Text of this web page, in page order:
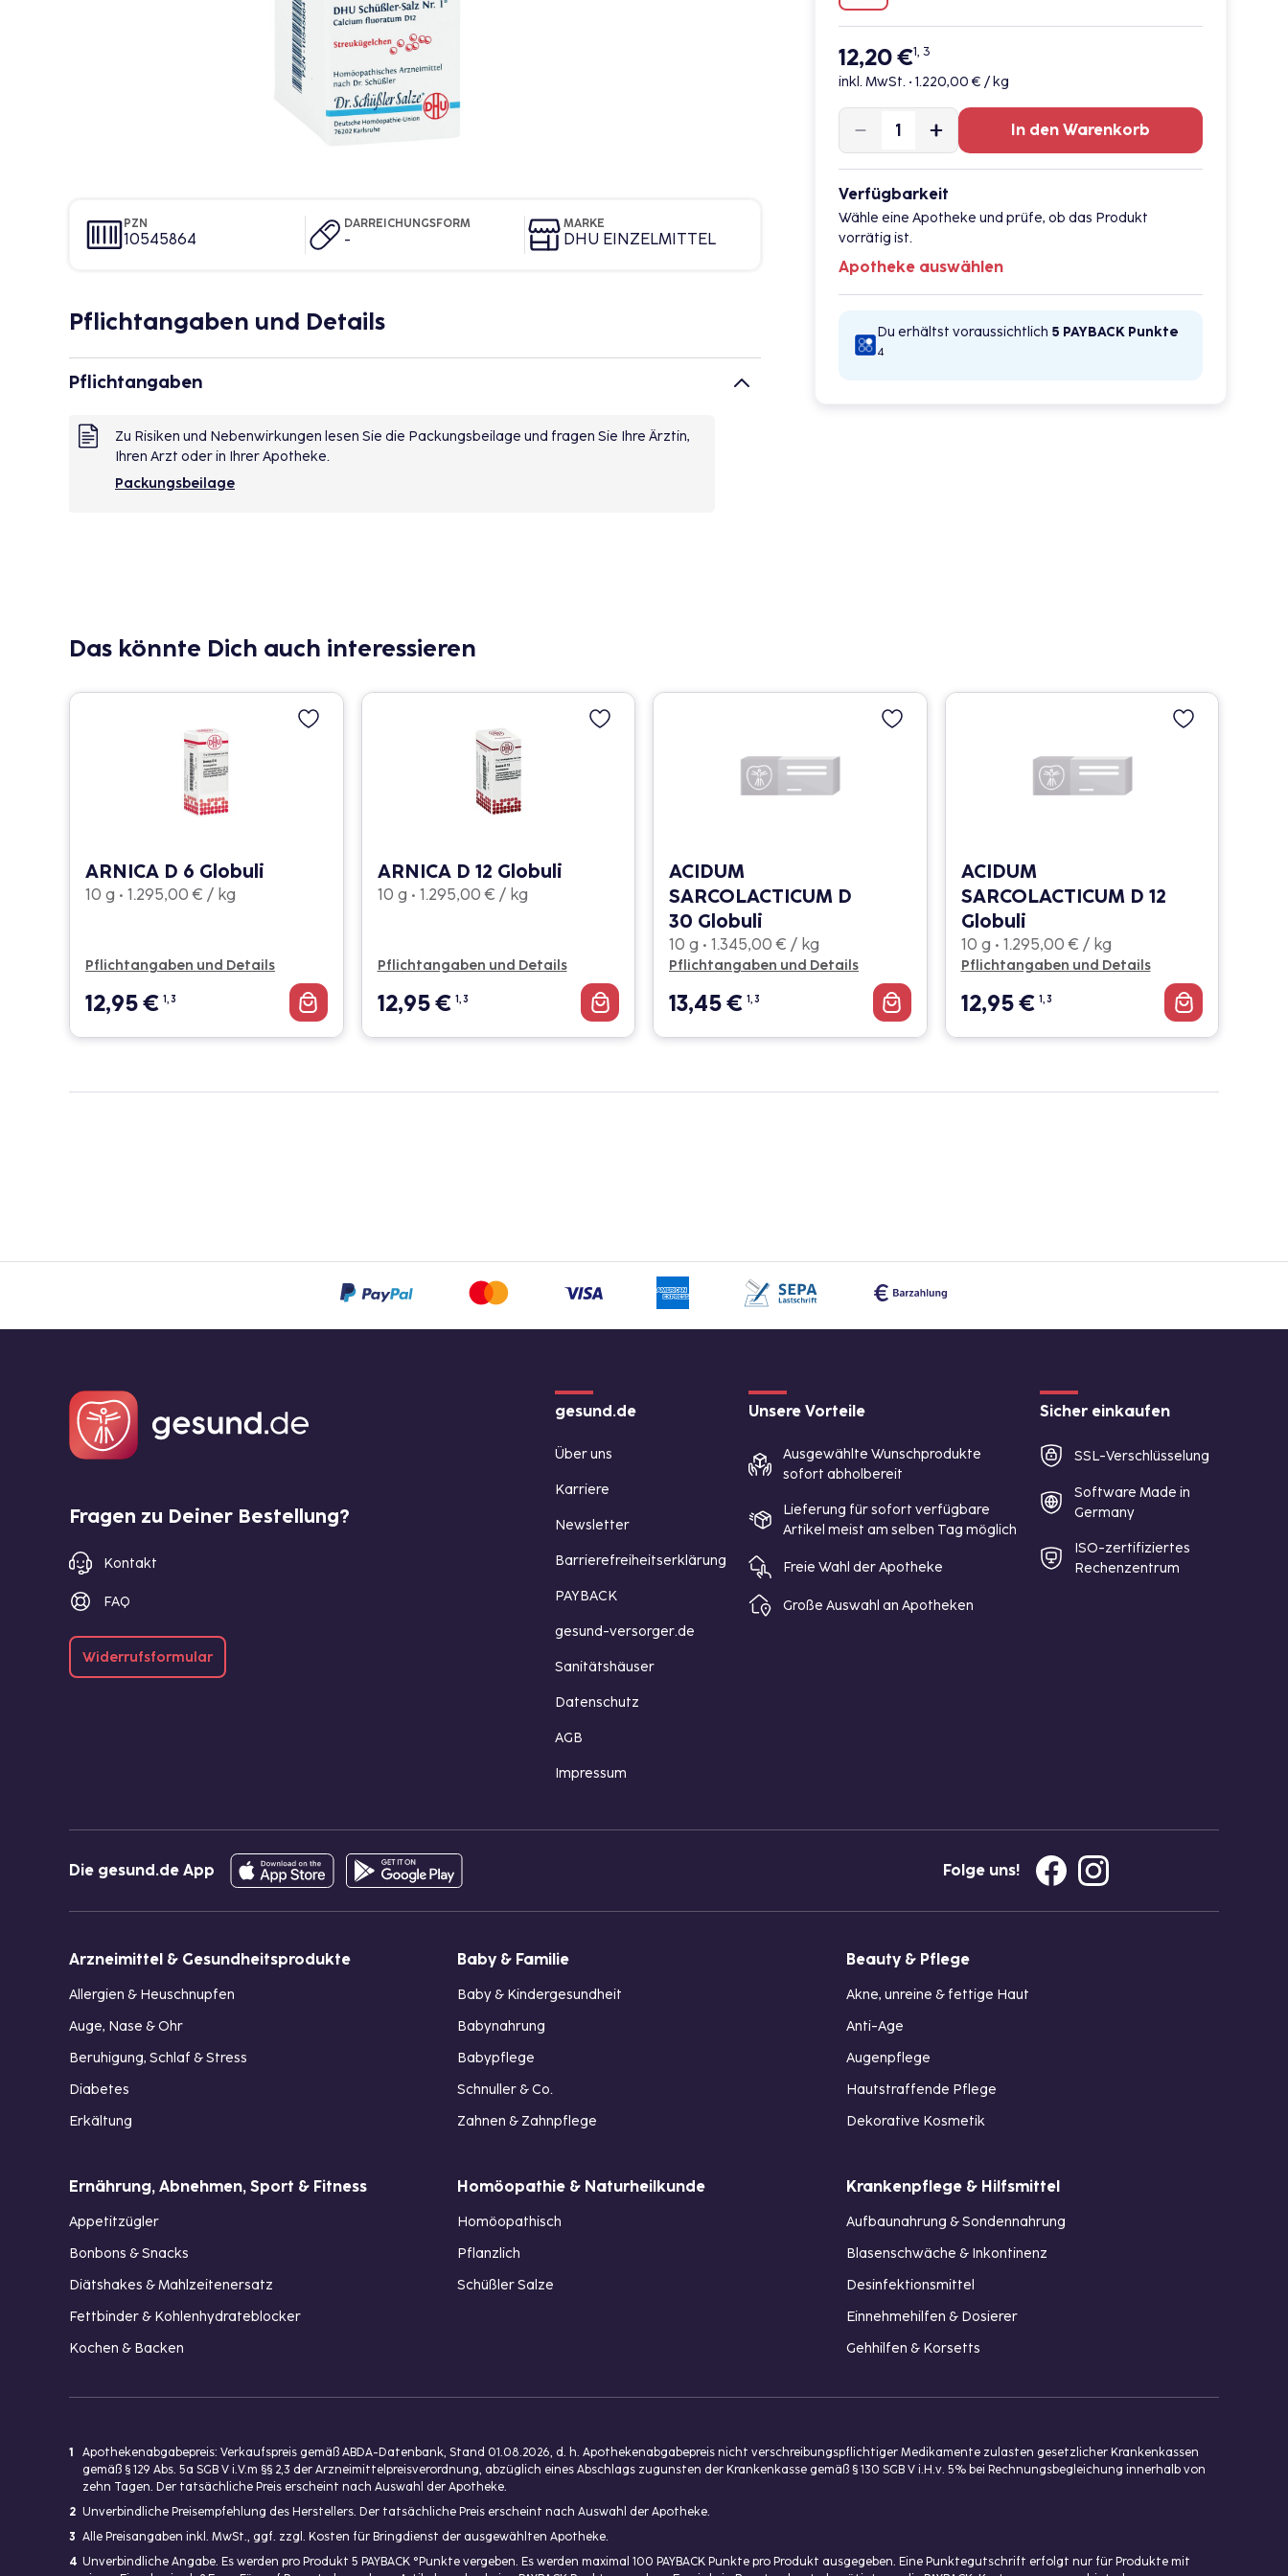
PZN
10545864
DARREICHUNGSFORM
-
MARKE
DHU EINZELMITTEL
Pflichtangaben und Details
Pflichtangaben
Zu Risiken und Nebenwirkungen lesen Sie die Packungsbeilage und fragen Sie Ihre Ärztin,
Ihren Arzt oder in Ihrer Apotheke.
Packungsbeilage
12,20 €1, 3
inkl. MwSt. • 1.220,00 € / kg
In den Warenkorb
Verfügbarkeit
Wähle eine Apotheke und prüfe, ob das Produkt
vorrätig ist.
Apotheke auswählen
Du erhältst voraussichtlich 5 PAYBACK Punkte
4
Das könnte Dich auch interessieren
ARNICA D 6 Globuli
10 g • 1.295,00 € / kg
Pflichtangaben und Details
12,95€ 1, 3
ARNICA D 12 Globuli
10 g • 1.295,00 € / kg
Pflichtangaben und Details
12,95€ 1, 3
ACIDUM
SARCOLACTICUM D
30 Globuli
10 g • 1.345,00 € / kg
Pflichtangaben und Details
13,45€ 1, 3
ACIDUM
SARCOLACTICUM D 12
Globuli
10 g • 1.295,00 € / kg
Pflichtangaben und Details
12,95€ 1, 3
Fragen zu Deiner Bestellung?
Kontakt
FAQ
Widerrufsformular
gesund.de
Über uns
Karriere
Newsletter
Barrierefreiheitserklärung
PAYBACK
gesund-versorger.de
Sanitätshäuser
Datenschutz
AGB
Impressum
Unsere Vorteile
Ausgewählte Wunschprodukte
sofort abholbereit
Lieferung für sofort verfügbare
Artikel meist am selben Tag möglich
Freie Wahl der Apotheke
Große Auswahl an Apotheken
Sicher einkaufen
SSL-Verschlüsselung
Software Made in
Germany
ISO-zertifiziertes
Rechenzentrum
Die gesund.de App Folge uns!
Arzneimittel & Gesundheitsprodukte
Allergien & Heuschnupfen
Auge, Nase & Ohr
Beruhigung, Schlaf & Stress
Diabetes
Erkältung
Baby & Familie
Baby & Kindergesundheit
Babynahrung
Babypflege
Schnuller & Co.
Zahnen & Zahnpflege
Beauty & Pflege
Akne, unreine & fettige Haut
Anti-Age
Augenpflege
Hautstraffende Pflege
Dekorative Kosmetik
Ernährung, Abnehmen, Sport & Fitness
Appetitzügler
Bonbons & Snacks
Diätshakes & Mahlzeitenersatz
Fettbinder & Kohlenhydrateblocker
Kochen & Backen
Homöopathie & Naturheilkunde
Homöopathisch
Pflanzlich
Schüßler Salze
Krankenpflege & Hilfsmittel
Aufbaunahrung & Sondennahrung
Blasenschwäche & Inkontinenz
Desinfektionsmittel
Einnehmehilfen & Dosierer
Gehhilfen & Korsetts
1
Apothekenabgabepreis: Verkaufspreis gemäß ABDA-Datenbank, Stand 01.08.2026, d. h. Apothekenabgabepreis nicht verschreibungspflichtiger Medikamente zulasten gesetzlicher Krankenkassen
gemäß § 129 Abs. 5a SGB V i.V.m §§ 2,3 der Arzneimittelpreisverordnung, abzüglich eines Abschlags zugunsten der Krankenkasse gemäß § 130 SGB V i.H.v. 5% bei Rechnungsbegleichung innerhalb von
zehn Tagen. Der tatsächliche Preis erscheint nach Auswahl der Apotheke.
2 Unverbindliche Preisempfehlung des Herstellers. Der tatsächliche Preis erscheint nach Auswahl der Apotheke.
3 Alle Preisangaben inkl. MwSt., ggf. zzgl. Kosten für Bringdienst der ausgewählten Apotheke.
4 Unverbindliche Angabe. Es werden pro Produkt 5 PAYBACK °Punkte vergeben. Es werden maximal 100 PAYBACK Punkte pro Produkt ausgegeben. Eine Punktegutschrift erfolgt nur für Produkte mit